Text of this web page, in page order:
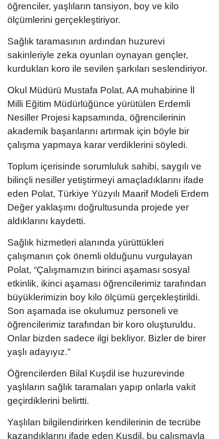
öğrenciler, yaşlıların tansiyon, boy ve kilo
ölçümlerini gerçekleştiriyor.
Sağlık taramasının ardından huzurevi
sakinleriyle zeka oyunları oynayan gençler,
kurdukları koro ile sevilen şarkıları seslendiriyor.
Okul Müdürü Mustafa Polat, AA muhabirine İl
Milli Eğitim Müdürlüğünce yürütülen Erdemli
Nesiller Projesi kapsamında, öğrencilerinin
akademik başarılarını artırmak için böyle bir
çalışma yapmaya karar verdiklerini söyledi.
Toplum içerisinde sorumluluk sahibi, saygılı ve
bilinçli nesiller yetiştirmeyi amaçladıklarını ifade
eden Polat, Türkiye Yüzyılı Maarif Modeli Erdem
Değer yaklaşımı doğrultusunda projede yer
aldıklarını kaydetti.
Sağlık hizmetleri alanında yürüttükleri
çalışmanın çok önemli olduğunu vurgulayan
Polat, “Çalışmamızın birinci aşaması sosyal
etkinlik, ikinci aşaması öğrencilerimiz tarafından
büyüklerimizin boy kilo ölçümü gerçekleştirildi.
Son aşamada ise okulumuz personeli ve
öğrencilerimiz tarafından bir koro oluşturuldu.
Onlar bizden sadece ilgi bekliyor. Bizler de birer
yaşlı adayıyız.”
Öğrencilerden Bilal Kuşdil ise huzurevinde
yaşlıların sağlık taramaları yapıp onlarla vakit
geçirdiklerini belirtti.
Yaşlıları bilgilendirirken kendilerinin de tecrübe
kazandıklarını ifade eden Kuşdil, bu çalışmayla